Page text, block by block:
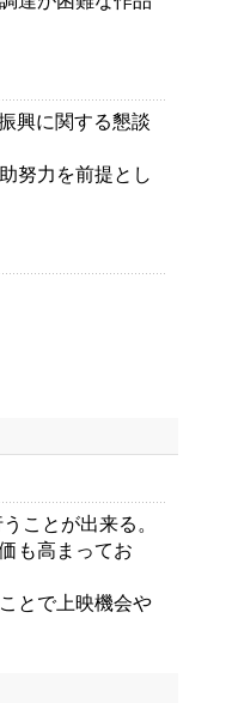
興に関する懇談
努力を前提とし
ことが出来る。
も高まってお
とで上映機会や